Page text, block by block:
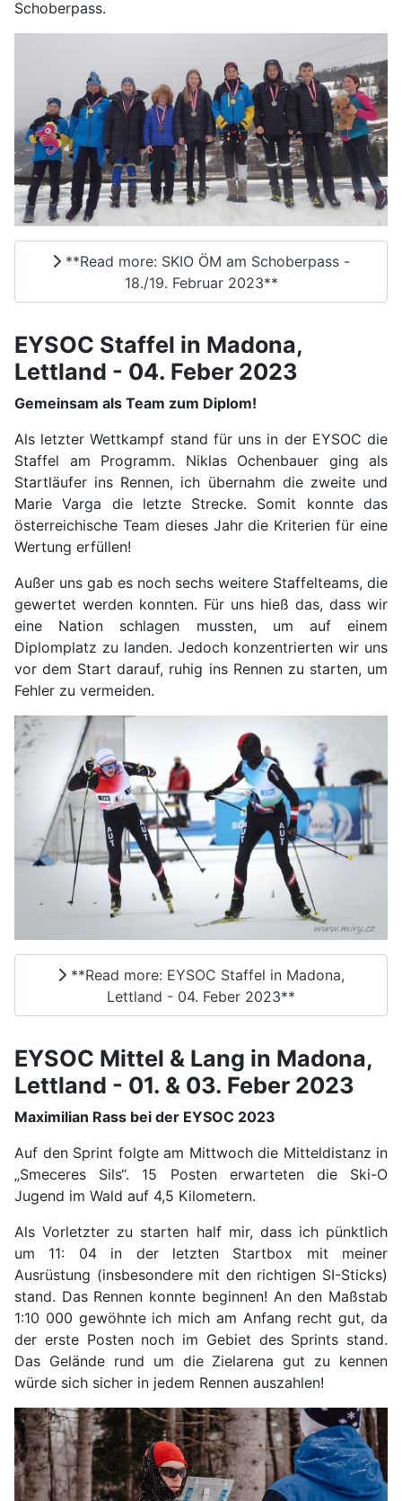
Schoberpass.
**Read more: SKIO ÖM am Schoberpass -
18./19. Februar 2023**
EYSOC Staffel in Madona,
Lettland - 04. Feber 2023
Gemeinsam als Team zum Diplom!
Als letzter Wettkampf stand für uns in der EYSOC die
Staffel am Programm. Niklas Ochenbauer ging als
Startläufer ins Rennen, ich übernahm die zweite und
Marie Varga die letzte Strecke. Somit konnte das
österreichische Team dieses Jahr die Kriterien für eine
Wertung erfüllen!
Außer uns gab es noch sechs weitere Staffelteams, die
gewertet werden konnten. Für uns hieß das, dass wir
eine Nation schlagen mussten, um auf einem
Diplomplatz zu landen. Jedoch konzentrierten wir uns
vor dem Start darauf, ruhig ins Rennen zu starten, um
Fehler zu vermeiden.
**Read more: EYSOC Staffel in Madona,
Lettland - 04. Feber 2023**
EYSOC Mittel & Lang in Madona,
Lettland - 01. & 03. Feber 2023
Maximilian Rass bei der EYSOC 2023
Auf den Sprint folgte am Mittwoch die Mitteldistanz in
„Smeceres Sils“. 15 Posten erwarteten die Ski-O
Jugend im Wald auf 4,5 Kilometern.
Als Vorletzter zu starten half mir, dass ich pünktlich
um 11: 04 in der letzten Startbox mit meiner
Ausrüstung (insbesondere mit den richtigen SI-Sticks)
stand. Das Rennen konnte beginnen! An den Maßstab
1:10 000 gewöhnte ich mich am Anfang recht gut, da
der erste Posten noch im Gebiet des Sprints stand.
Das Gelände rund um die Zielarena gut zu kennen
würde sich sicher in jedem Rennen auszahlen!